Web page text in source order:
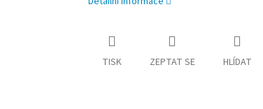
TISK ZEPTAT SE HLÍDAT